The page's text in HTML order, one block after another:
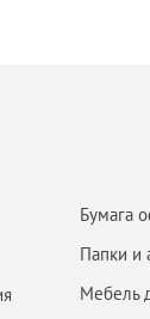
Бумага
Папки и
Мебель